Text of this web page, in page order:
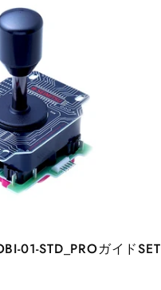
01-STD_PROガイドSET